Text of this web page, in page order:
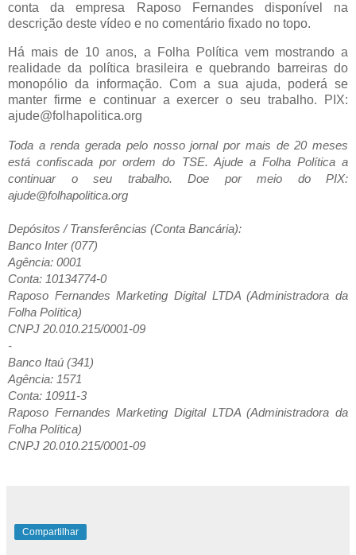
conta da empresa Raposo Fernandes disponível na
descrição deste vídeo e no comentário fixado no topo.
Há mais de 10 anos, a Folha Política vem mostrando a
realidade da política brasileira e quebrando barreiras do
monopólio da informação. Com a sua ajuda, poderá se
manter firme e continuar a exercer o seu trabalho. PIX:
ajude@folhapolitica.org
Toda a renda gerada pelo nosso jornal por mais de 20 meses
está confiscada por ordem do TSE. Ajude a Folha Política a
continuar o seu trabalho. Doe por meio do PIX:
ajude@folhapolitica.org
Depósitos / Transferências (Conta Bancária):
Banco Inter (077)
Agência: 0001
Conta: 10134774-0
Raposo Fernandes Marketing Digital LTDA (Administradora da
Folha Política)
CNPJ 20.010.215/0001-09
-
Banco Itaú (341)
Agência: 1571
Conta: 10911-3
Raposo Fernandes Marketing Digital LTDA (Administradora da
Folha Política)
CNPJ 20.010.215/0001-09
Compartilhar